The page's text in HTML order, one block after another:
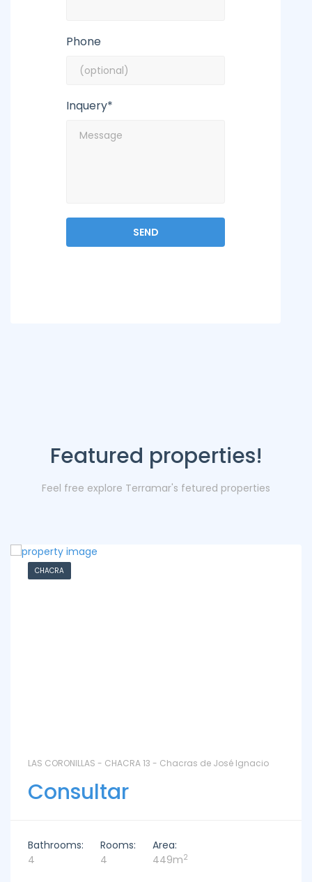
Phone
Inquery*
Featured properties!
Feel free explore Terramar's fetured properties
CHACRA
LAS CORONILLAS - CHACRA 13 - Chacras de José Ignacio
Consultar
Bathrooms:
4
Rooms:
4
Area:
449m2